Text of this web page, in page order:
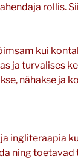
rollis.
kui
ja turvalises
nähakse ja
ingliteraapia
ning toetavad